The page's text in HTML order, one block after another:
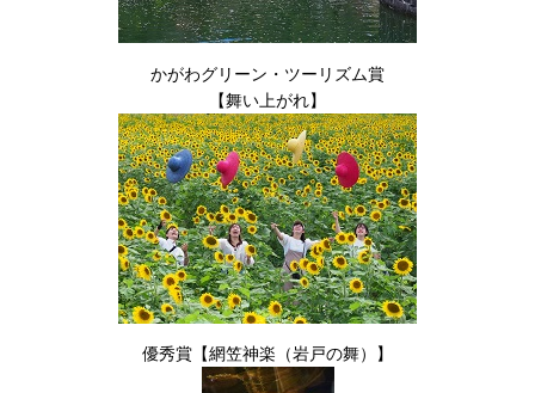
かがわグリーン・ツーリズム賞
【舞い上がれ】
優秀賞【網笠神楽（岩戸の舞）】